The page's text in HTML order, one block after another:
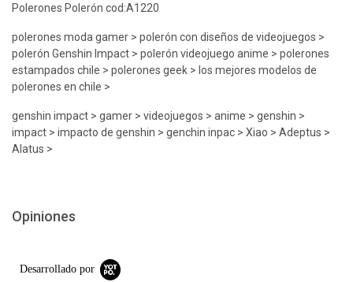
Polerones Polerón cod:A1220
polerones moda gamer > polerón con diseños de videojuegos >
polerón Genshin Impact > polerón videojuego anime > polerones
estampados chile > polerones geek > los mejores modelos de
polerones en chile >
genshin impact > gamer > videojuegos > anime > genshin >
impact > impacto de genshin > genchin inpac > Xiao > Adeptus >
Alatus >
Opiniones
Desarrollado por